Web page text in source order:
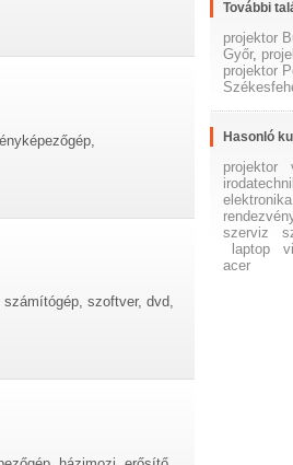
szoftver, dvd,
További
projektor
Győr,
projektor
Hasonló
projektor
elektronika
szerviz
laptop
acer